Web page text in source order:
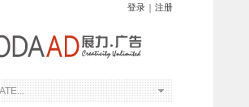
登录 | 注册